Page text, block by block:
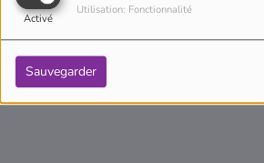
Activé
Utilisation: Fonctionnalité
Sauvegarder